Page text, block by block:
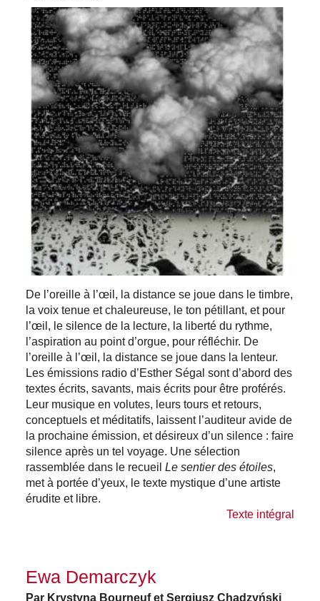
De l’oreille à l’œil, la distance se joue dans le timbre,
la voix tenue et chaleureuse, le ton pétillant, et pour
l’œil, le silence de la lecture, la liberté du rythme,
l’aspiration au point d’orgue, pour réfléchir. De
l’oreille à l’œil, la distance se joue dans la lenteur.
Les émissions radio d’Esther Ségal sont d’abord des
textes écrits, savants, mais écrits pour être proférés.
Leur musique en volutes, leurs tours et retours,
conceptuels et méditatifs, laissent l’auditeur avide de
la prochaine émission, et désireux d’un silence : faire
silence après un tel voyage. Une sélection
rassemblée dans le recueil Le sentier des étoiles,
met à portée d’yeux, le texte mystique d’une artiste
érudite et libre.
Texte intégral
Ewa Demarczyk
Par Krystyna Bourneuf et Sergiusz Chądzyński